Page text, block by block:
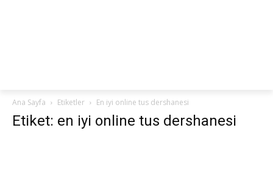
Ana Sayfa Etiketler En iyi online tus dershanesi
Etiket: en iyi online tus dershanesi